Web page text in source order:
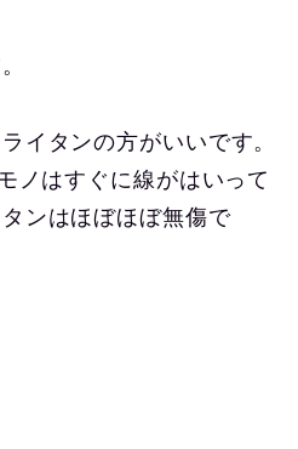
イタンの方がいいです。
ノはすぐに線がはいって
ンはほぼほぼ無傷で